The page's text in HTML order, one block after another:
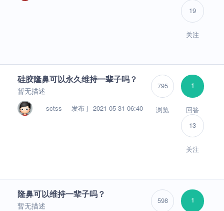
19
关注
硅胶隆鼻可以永久维持一辈子吗？
暂无描述
sctss 发布于 2021-05-31 06:40
795
浏览
1
回答
13
关注
隆鼻可以维持一辈子吗？
暂无描述
598 1